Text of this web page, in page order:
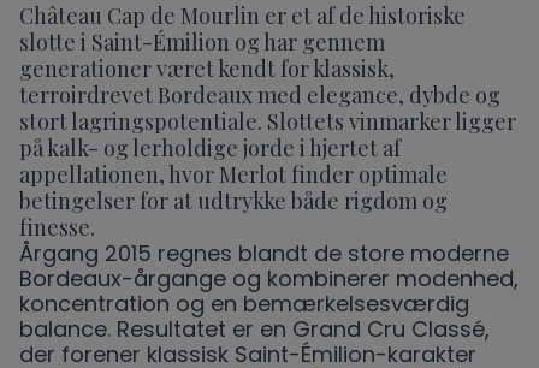
Château Cap de Mourlin er et af de historiske
slotte i Saint-Émilion og har gennem
generationer været kendt for klassisk,
terroirdrevet Bordeaux med elegance, dybde og
stort lagringspotentiale. Slottets vinmarker ligger
på kalk- og lerholdige jorde i hjertet af
appellationen, hvor Merlot finder optimale
betingelser for at udtrykke både rigdom og
finesse.
Årgang 2015 regnes blandt de store moderne
Bordeaux-årgange og kombinerer modenhed,
koncentration og en bemærkelsesværdig
balance. Resultatet er en Grand Cru Classé,
der forener klassisk Saint-Émilion-karakter